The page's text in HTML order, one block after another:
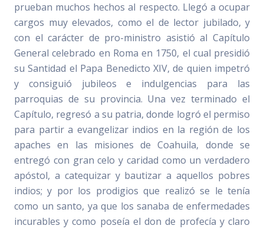
prueban muchos hechos al respecto. Llegó a ocupar
cargos muy elevados, como el de lector jubilado, y
con el carácter de pro-ministro asistió al Capítulo
General celebrado en Roma en 1750, el cual presidió
su Santidad el Papa Benedicto XIV, de quien impetró
y consiguió jubileos e indulgencias para las
parroquias de su provincia. Una vez terminado el
Capítulo, regresó a su patria, donde logró el permiso
para partir a evangelizar indios en la región de los
apaches en las misiones de Coahuila, donde se
entregó con gran celo y caridad como un verdadero
apóstol, a catequizar y bautizar a aquellos pobres
indios; y por los prodigios que realizó se le tenía
como un santo, ya que los sanaba de enfermedades
incurables y como poseía el don de profecía y claro